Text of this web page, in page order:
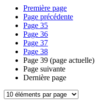
Première page
Page précédente
Page 35
Page 36
Page 37
Page 38
Page 39 (page actuelle)
Page suivante
Dernière page